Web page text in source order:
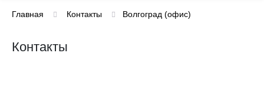
Главная Контакты Волгоград (офис)
Контакты